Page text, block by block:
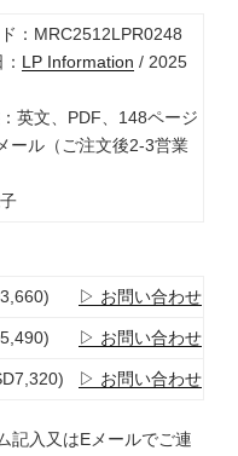
：MRC2512LPR0248
LP Information / 2025
英文、PDF、148ページ
ール（ご注文後2-3営業
▷ お問い合わせ
▷ お問い合わせ
▷ お問い合わせ
記入又はEメールでご連